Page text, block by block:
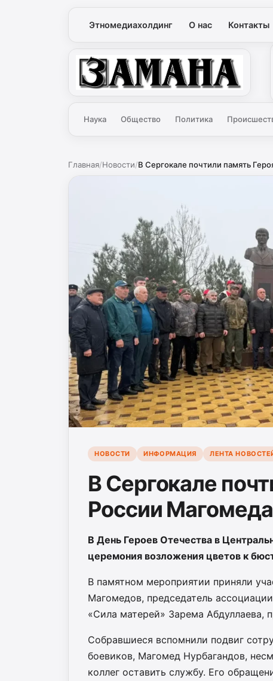
Этномедиахолдинг О нас Контакты
Замана
Наука Общество Политика
Главная/Новости/В Сергокале почтили память
НОВОСТИ ИНФОРМАЦИЯ ЛЕНТА
В Сергокале
России
В День Героев Отечества в
церемония возложения цветов к
В памятном мероприятии приняли
Магомедов, председатель
«Сила матерей» Зарема Абдуллаева,
Собравшиеся вспомнили подвиг
боевиков, Магомед Нурбагандов,
коллег оставить службу. Его